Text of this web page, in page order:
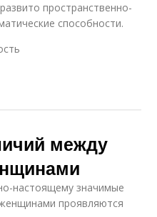
пространственно-
способности.
между
настоящему значимые
проявляются